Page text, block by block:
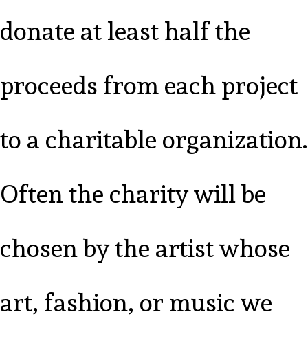
donate at least half the
proceeds from each project
to a charitable organization.
Often the charity will be
chosen by the artist whose
art, fashion, or music we